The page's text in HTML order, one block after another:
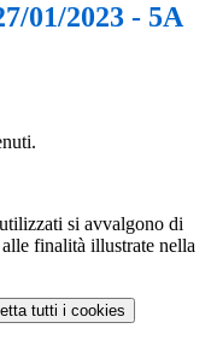
01/2023 - 5A
si avvalgono di
finalità illustrate nella
tutti i cookies